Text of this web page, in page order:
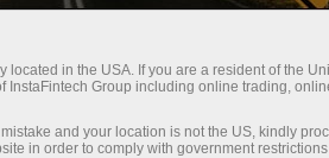
คุณจะได้รับเงื่อนไขที่
สเปรดและค่า
ก
located in the USA. If you are a resident of the
InstaFintech Group including online trading,
and your location is not the US, kindly
in order to comply with government